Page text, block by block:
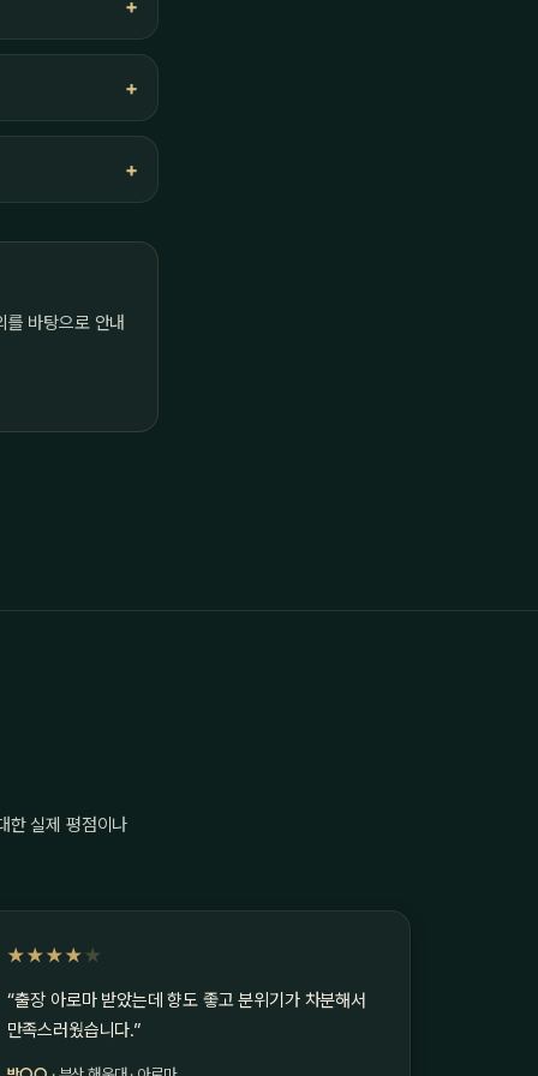
를 바탕으로 안내
한 실제 평점이나
★★★★ ★
“출장 아로마 받았는데 향도 좋고 분위기가 차분해서
만족스러웠습니다.”